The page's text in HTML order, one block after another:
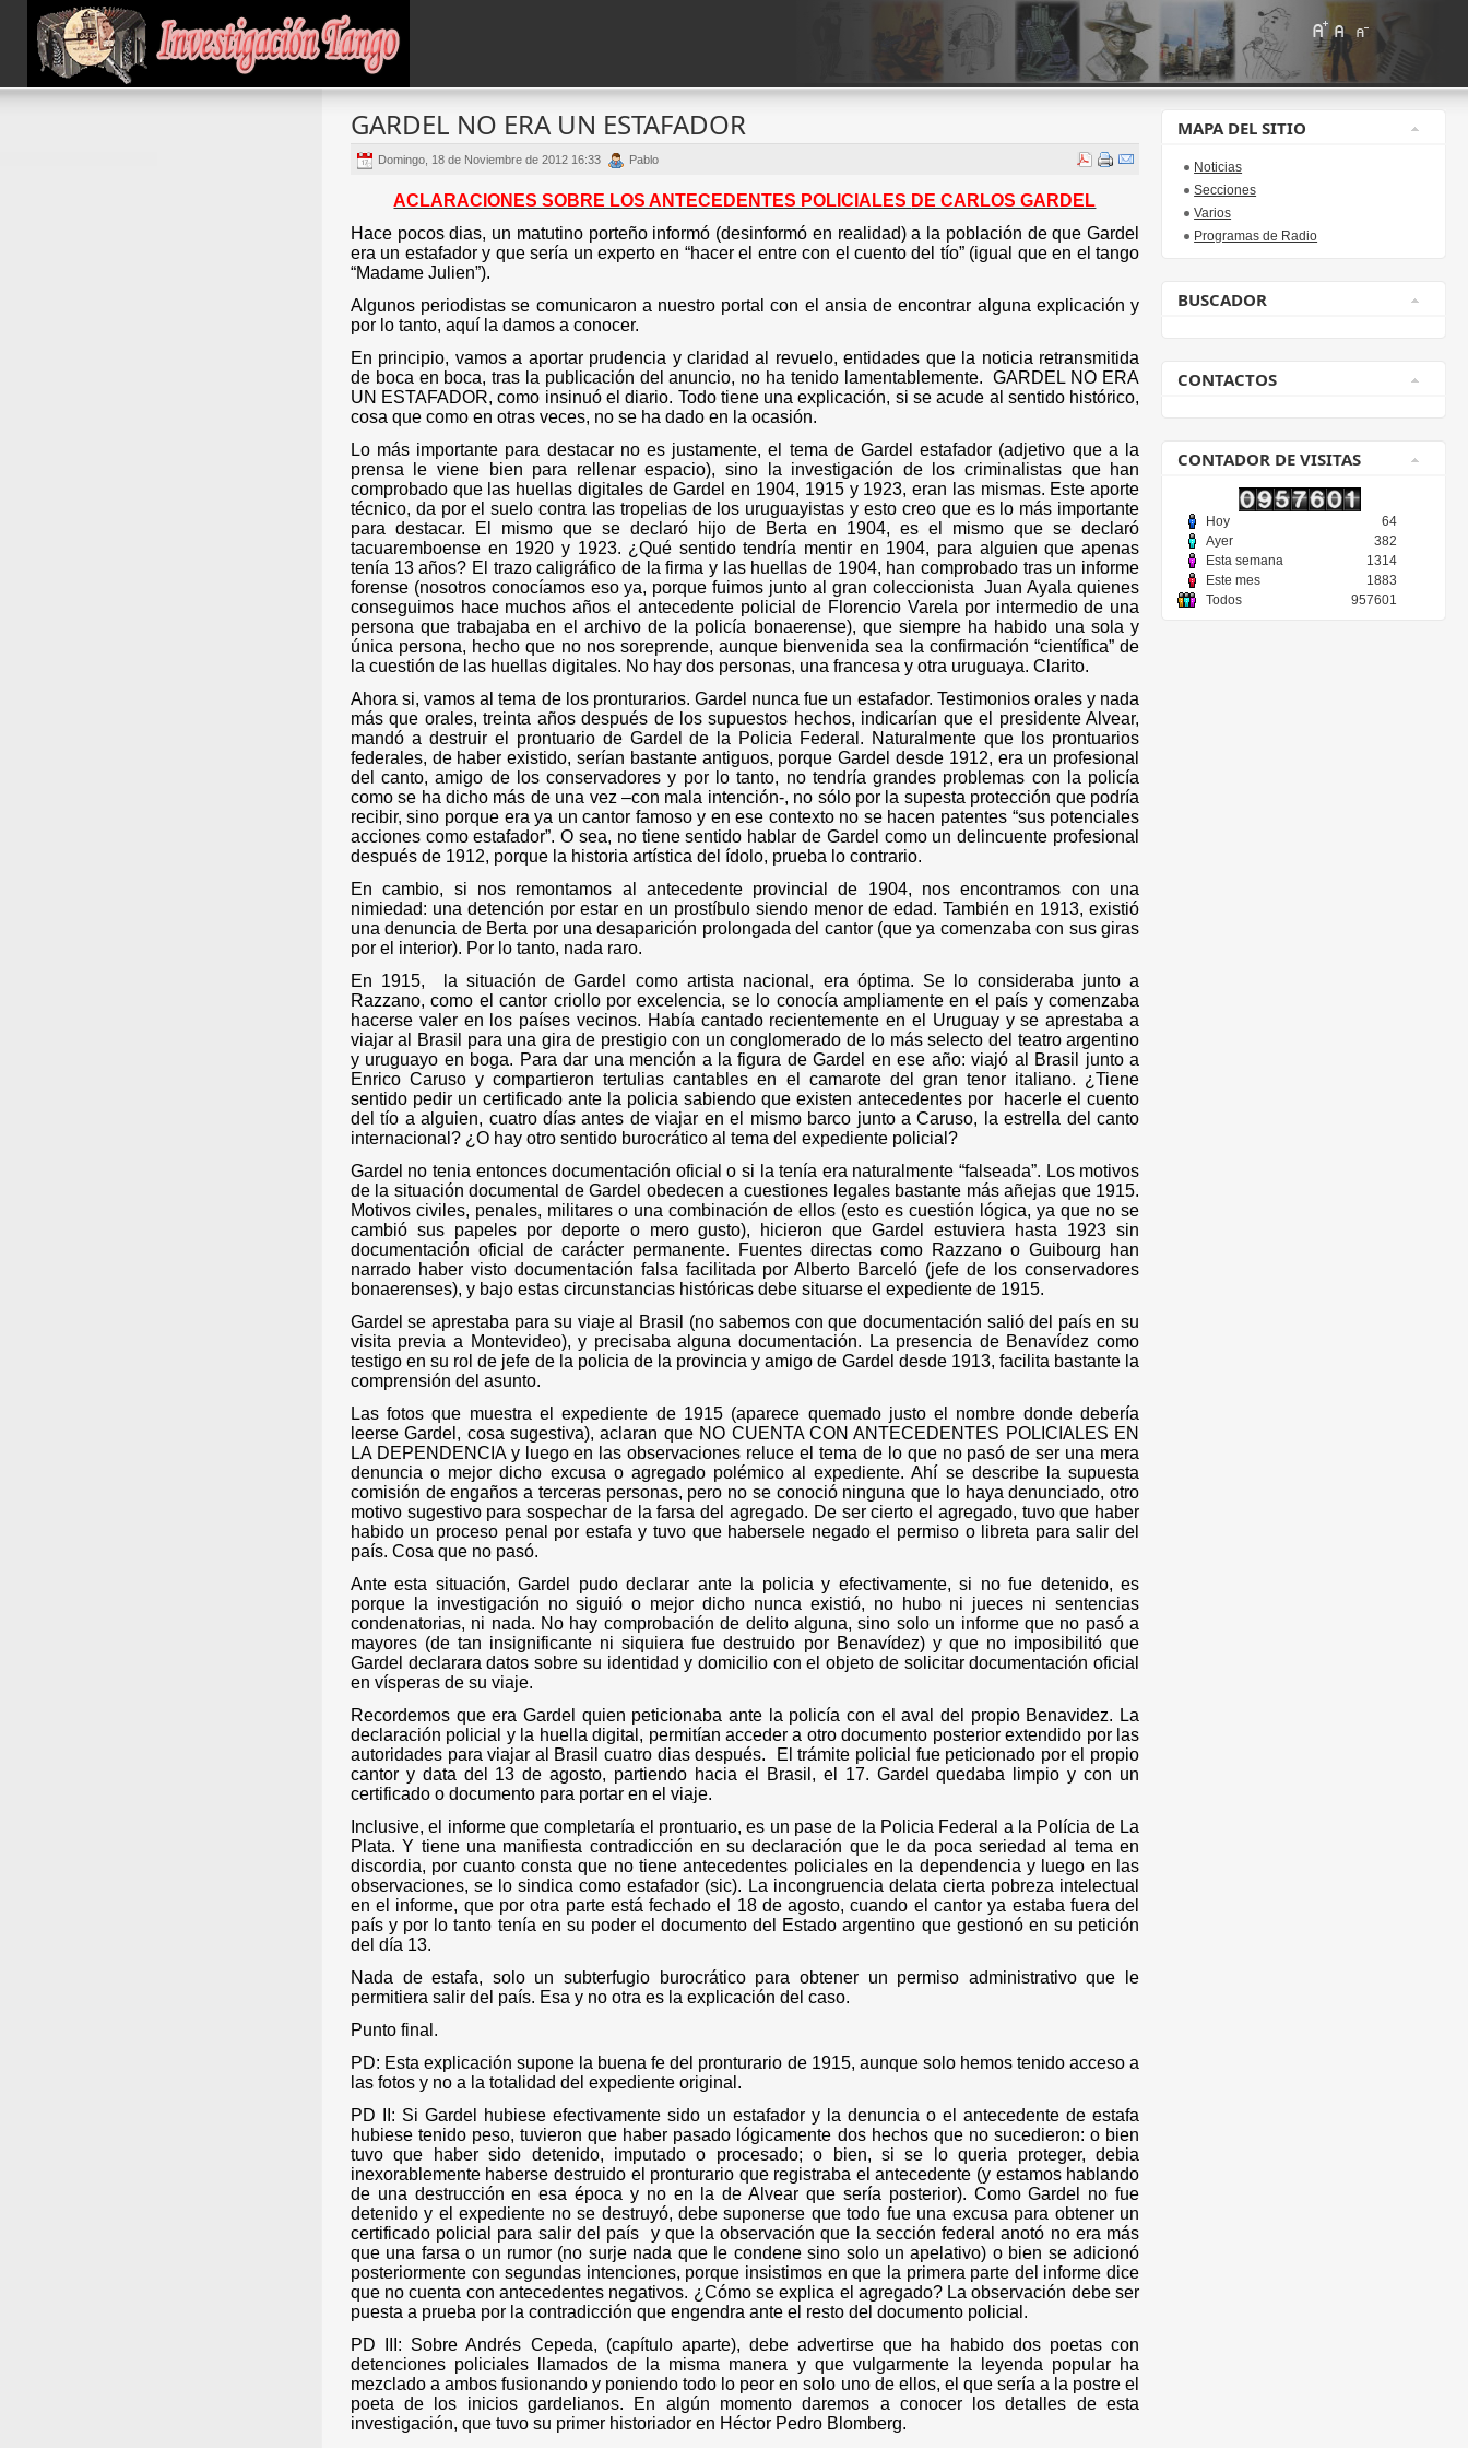
GARDEL NO ERA UN ESTAFADOR
Domingo, 18 de Noviembre de 2012 16:33 Pablo
ACLARACIONES SOBRE LOS ANTECEDENTES POLICIALES DE CARLOS GARDEL
Hace pocos dias, un matutino porteño informó (desinformó en realidad) a la población de que Gardel
era un estafador y que sería un experto en “hacer el entre con el cuento del tío” (igual que en el tango
“Madame Julien”).
Algunos periodistas se comunicaron a nuestro portal con el ansia de encontrar alguna explicación y
por lo tanto, aquí la damos a conocer.
En principio, vamos a aportar prudencia y claridad al revuelo, entidades que la noticia retransmitida
de boca en boca, tras la publicación del anuncio, no ha tenido lamentablemente.
GARDEL NO ERA
UN ESTAFADOR, como insinuó el diario. Todo tiene una explicación, si se acude al sentido histórico,
cosa que como en otras veces, no se ha dado en la ocasión.
Lo más importante para destacar no es justamente, el tema de Gardel estafador (adjetivo que a la
prensa le viene bien para rellenar espacio), sino la investigación de los criminalistas que han
comprobado que las huellas digitales de Gardel en 1904, 1915 y 1923, eran las mismas. Este aporte
técnico, da por el suelo contra las tropelias de los uruguayistas y esto creo que es lo más importante
para destacar. El mismo que se declaró hijo de Berta en 1904, es el mismo que se declaró
tacuaremboense en 1920 y 1923. ¿Qué sentido tendría mentir en 1904, para alguien que apenas
tenía 13 años? El trazo caligráfico de la firma y las huellas de 1904, han comprobado tras un informe
forense (nosotros conocíamos eso ya, porque fuimos junto al gran coleccionista
Juan Ayala quienes
conseguimos hace muchos años el antecedente policial de Florencio Varela por intermedio de una
persona que trabajaba en el archivo de la policía bonaerense), que siempre ha habido una sola y
única persona, hecho que no nos soreprende, aunque bienvenida sea la confirmación “científica” de
la cuestión de las huellas digitales. No hay dos personas, una francesa y otra uruguaya. Clarito.
Ahora si, vamos al tema de los pronturarios. Gardel nunca fue un estafador. Testimonios orales y nada
más que orales, treinta años después de los supuestos hechos, indicarían que el presidente Alvear,
mandó a destruir el prontuario de Gardel de la Policia Federal. Naturalmente que los prontuarios
federales, de haber existido, serían bastante antiguos, porque Gardel desde 1912, era un profesional
del canto, amigo de los conservadores y por lo tanto, no tendría grandes problemas con la policía
como se ha dicho más de una vez –con mala intención-, no sólo por la supesta protección que podría
recibir, sino porque era ya un cantor famoso y en ese contexto no se hacen patentes “sus potenciales
acciones como estafador”.O sea, no tiene sentido hablar de Gardel como un delincuente profesional
después de 1912, porque la historia artística del ídolo, prueba lo contrario.
En cambio, si nos remontamos al antecedente provincial de 1904, nos encontramos con una
nimiedad: una detención por estar en un prostíbulo siendo menor de edad. También en 1913, existió
una denuncia de Berta por una desaparición prolongada del cantor (que ya comenzaba con sus giras
por el interior). Por lo tanto, nada raro.
En 1915,
la situación de Gardel como artista nacional, era óptima. Se lo consideraba junto a
Razzano, como el cantor criollo por excelencia, se lo conocía ampliamente en el país y comenzaba
hacerse valer en los países vecinos. Había cantado recientemente en el Uruguay y se aprestaba a
viajar al Brasil para una gira de prestigio con un conglomerado de lo más selecto del teatro argentino
y uruguayo en boga. Para dar una mención a la figura de Gardel en ese año: viajó al Brasil junto a
Enrico Caruso y compartieron tertulias cantables en el camarote del gran tenor italiano. ¿Tiene
sentido pedir un certificado ante la policia sabiendo que existen antecedentes por
hacerle el cuento
del tío a alguien, cuatro días antes de viajar en el mismo barco junto a Caruso, la estrella del canto
internacional? ¿O hay otro sentido burocrático al tema del expediente policial?
Gardel no tenia entonces documentación oficial o si la tenía era naturalmente “falseada”. Los motivos
de la situación documental de Gardel obedecen a cuestiones legales bastante más añejas que 1915.
Motivos civiles, penales, militares o una combinación de ellos (esto es cuestión lógica, ya que no se
cambió sus papeles por deporte o mero gusto), hicieron que Gardel estuviera hasta 1923 sin
documentación oficial de carácter permanente. Fuentes directas como Razzano o Guibourg han
narrado haber visto documentación falsa facilitada por Alberto Barceló (jefe de los conservadores
bonaerenses), y bajo estas circunstancias históricas debe situarse el expediente de 1915.
Gardel se aprestaba para su viaje al Brasil (no sabemos con que documentación salió del país en su
visita previa a Montevideo), y precisaba alguna documentación. La presencia de Benavídez como
testigo en su rol de jefe de la policia de la provincia y amigo de Gardel desde 1913, facilita bastante la
comprensión del asunto.
Las fotos que muestra el expediente de 1915 (aparece quemado justo el nombre donde debería
leerse Gardel, cosa sugestiva), aclaran que NO CUENTA CON ANTECEDENTES POLICIALES EN
LA DEPENDENCIA y luego en las observaciones reluce el tema de lo que no pasó de ser una mera
denuncia o mejor dicho excusa o agregado polémico al expediente. Ahí se describe la supuesta
comisión de engaños a terceras personas, pero no se conoció ninguna que lo haya denunciado, otro
motivo sugestivo para sospechar de la farsa del agregado. De ser cierto el agregado, tuvo que haber
habido un proceso penal por estafa y tuvo que habersele negado el permiso o libreta para salir del
país. Cosa que no pasó.
Ante esta situación, Gardel pudo declarar ante la policia y efectivamente, si no fue detenido, es
porque la investigación no siguió o mejor dicho nunca existió, no hubo ni jueces ni sentencias
condenatorias, ni nada. No hay comprobación de delito alguna, sino solo un informe que no pasó a
mayores (de tan insignificante ni siquiera fue destruido por Benavídez) y que no imposibilitó que
Gardel declarara datos sobre su identidad y domicilio con el objeto de solicitar documentación oficial
en vísperas de su viaje.
Recordemos que era Gardel quien peticionaba ante la policía con el aval del propio Benavidez. La
declaración policial y la huella digital, permitían acceder a otro documento posterior extendido por las
autoridades para viajar al Brasil cuatro dias después.
El trámite policial fue peticionado por el propio
cantor y data del 13 de agosto, partiendo hacia el Brasil, el 17. Gardel quedaba limpio y con un
certificado o documento para portar en el viaje.
Inclusive, el informe que completaría el prontuario, es un pase de la Policia Federal a la Polícia de La
Plata. Y tiene una manifiesta contradicción en su declaración que le da poca seriedad al tema en
discordia, por cuanto consta que no tiene antecedentes policiales en la dependencia y luego en las
observaciones, se lo sindica como estafador (sic). La incongruencia delata cierta pobreza intelectual
en el informe, que por otra parte está fechado el 18 de agosto, cuando el cantor ya estaba fuera del
país y por lo tanto tenía en su poder el documento del Estado argentino que gestionó en su petición
del día 13.
Nada de estafa, solo un subterfugio burocrático para obtener un permiso administrativo que le
permitiera salir del país. Esa y no otra es la explicación del caso.
Punto final.
PD: Esta explicación supone la buena fe del pronturario de 1915, aunque solo hemos tenido acceso a
las fotos y no a la totalidad del expediente original.
PD II: Si Gardel hubiese efectivamente sido un estafador y la denuncia o el antecedente de estafa
hubiese tenido peso, tuvieron que haber pasado lógicamente dos hechos que no sucedieron: o bien
tuvo que haber sido detenido, imputado o procesado; o bien, si se lo queria proteger, debia
inexorablemente haberse destruido el pronturario que registraba el antecedente (y estamos hablando
de una destrucción en esa época y no en la de Alvear que sería posterior). Como Gardel no fue
detenido y el expediente no se destruyó, debe suponerse que todo fue una excusa para obtener un
certificado policial para salir del país
y que la observación que la sección federal anotó no era más
que una farsa o un rumor (no surje nada que le condene sino solo un apelativo) o bien se adicionó
posteriormente con segundas intenciones, porque insistimos en que la primera parte del informe dice
que no cuenta con antecedentes negativos. ¿Cómo se explica el agregado? La observación debe ser
puesta a prueba por la contradicción que engendra ante el resto del documento policial.
PD III: Sobre Andrés Cepeda, (capítulo aparte), debe advertirse que ha habido dos poetas con
detenciones policiales llamados de la misma manera y que vulgarmente la leyenda popular ha
mezclado a ambos fusionando y poniendo todo lo peor en solo uno de ellos, el que sería a la postre el
poeta de los inicios gardelianos. En algún momento daremos a conocer los detalles de esta
investigación, que tuvo su primer historiador en Héctor Pedro Blomberg.
MAPA DEL SITIO
Noticias
Secciones
Varios
Programas de Radio
BUSCADOR
CONTACTOS
CONTADOR DE VISITAS
Hoy
64
Ayer
382
Esta semana
1314
Este mes
1883
Todos
957601